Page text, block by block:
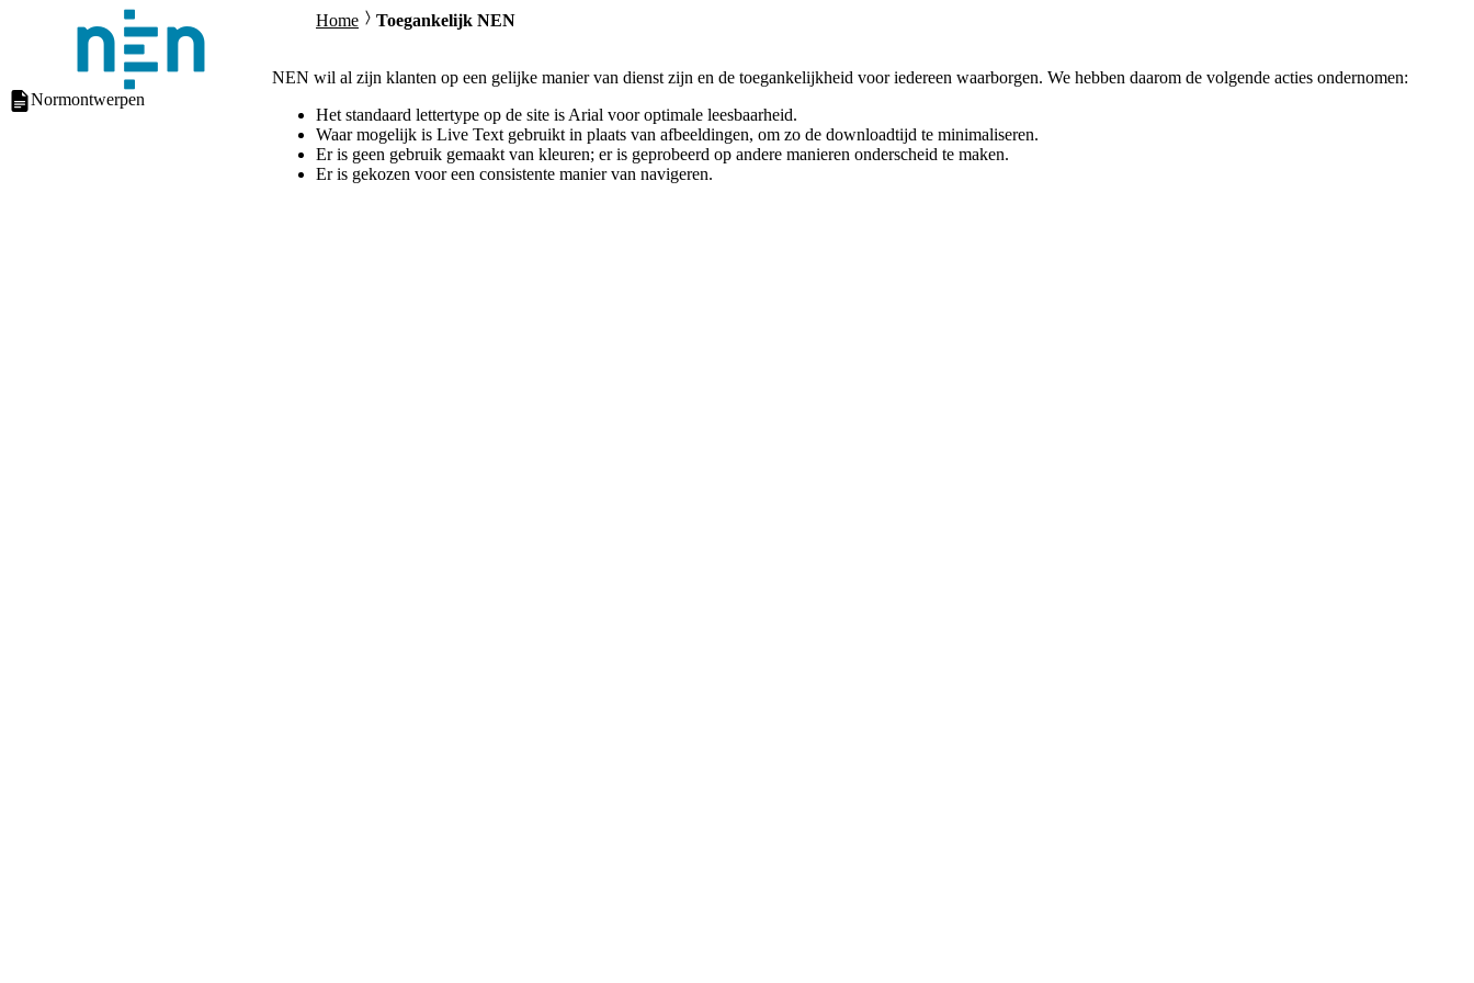
Normontwerpen
Home Toegankelijk NEN
NEN wil al zijn klanten op een gelijke manier van dienst zijn en de toegankelijkheid voor iedereen waarborgen. We hebben daarom de volgende acties ondernomen:
Het standaard lettertype op de site is Arial voor optimale leesbaarheid.
Waar mogelijk is Live Text gebruikt in plaats van afbeeldingen, om zo de downloadtijd te minimaliseren.
Er is geen gebruik gemaakt van kleuren; er is geprobeerd op andere manieren onderscheid te maken.
Er is gekozen voor een consistente manier van navigeren.